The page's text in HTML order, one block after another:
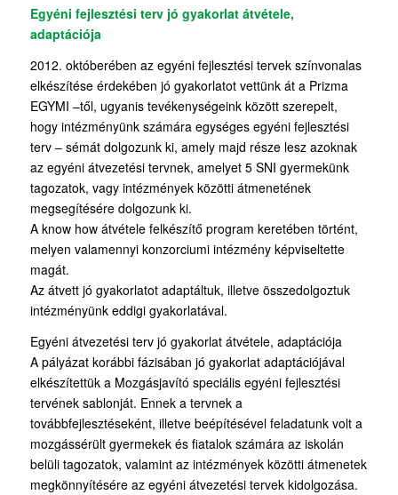
Egyéni fejlesztési terv jó gyakorlat átvétele,
adaptációja
2012. októberében az egyéni fejlesztési tervek színvonalas
elkészítése érdekében jó gyakorlatot vettünk át a Prizma
EGYMI –től, ugyanis tevékenységeink között szerepelt,
hogy intézményünk számára egységes egyéni fejlesztési
terv – sémát dolgozunk ki, amely majd része lesz azoknak
az egyéni átvezetési tervnek, amelyet 5 SNI gyermekünk
tagozatok, vagy intézmények közötti átmenetének
megsegítésére dolgozunk ki.
A know how átvétele felkészítő program keretében történt,
melyen valamennyi konzorciumi intézmény képviseltette
magát.
Az átvett jó gyakorlatot adaptáltuk, illetve összedolgoztuk
intézményünk eddigi gyakorlatával.
Egyéni átvezetési terv jó gyakorlat átvétele, adaptációja
A pályázat korábbi fázisában jó gyakorlat adaptációjával
elkészítettük a Mozgásjavító speciális egyéni fejlesztési
tervének sablonját. Ennek a tervnek a
továbbfejlesztéseként, illetve beépítésével feladatunk volt a
mozgássérült gyermekek és fiatalok számára az iskolán
belüli tagozatok, valamint az intézmények közötti átmenetek
megkönnyítésére az egyéni átvezetési tervek kidolgozása.